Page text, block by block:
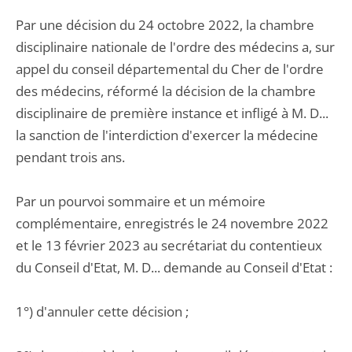
Par une décision du 24 octobre 2022, la chambre
disciplinaire nationale de l'ordre des médecins a, sur
appel du conseil départemental du Cher de l'ordre
des médecins, réformé la décision de la chambre
disciplinaire de première instance et infligé à M. D...
la sanction de l'interdiction d'exercer la médecine
pendant trois ans.
Par un pourvoi sommaire et un mémoire
complémentaire, enregistrés le 24 novembre 2022
et le 13 février 2023 au secrétariat du contentieux
du Conseil d'Etat, M. D... demande au Conseil d'Etat :
1°) d'annuler cette décision ;